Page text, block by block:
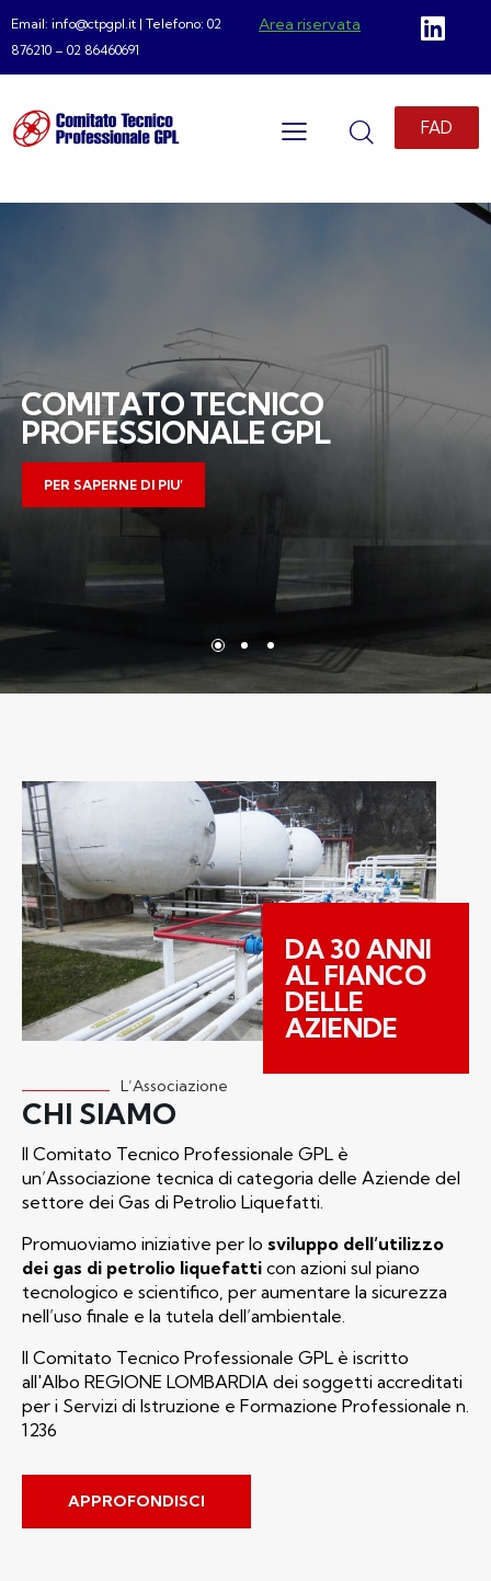
Email: info@ctpgpl.it | Telefono: 02
876210 – 02 86460691
Area riservata
FAD
COMITATOTECNICO
PROFESSIONALE GPL
PER SAPERNE DI PIU’
DA 30 ANNI
AL FIANCO
DELLE
AZIENDE
L’Associazione
CHI SIAMO
Il Comitato Tecnico Professionale GPL è
un’Associazione tecnica di categoria delle Aziende del
settore dei Gas di Petrolio Liquefatti.
Promuoviamo iniziative per lo sviluppo dell’utilizzo
dei gas di petrolio liquefatti con azioni sul piano
tecnologico e scientifico, per aumentare la sicurezza
nell’uso finale e la tutela dell’ambientale.
Il Comitato Tecnico Professionale GPL è iscritto
all'Albo REGIONE LOMBARDIA dei soggetti accreditati
per i Servizi di Istruzione e Formazione Professionale n.
1236
APPROFONDISCI